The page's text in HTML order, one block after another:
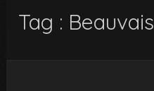
Tag : Beauvais